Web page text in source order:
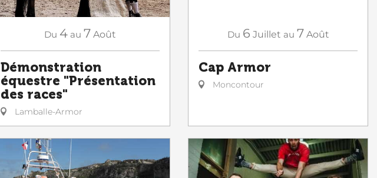
Du 4 au 7 Août
Démonstration
équestre "Présentation
des races"
Lamballe-Armor
Du 6 Juillet au 7 Août
Cap Armor
Moncontour